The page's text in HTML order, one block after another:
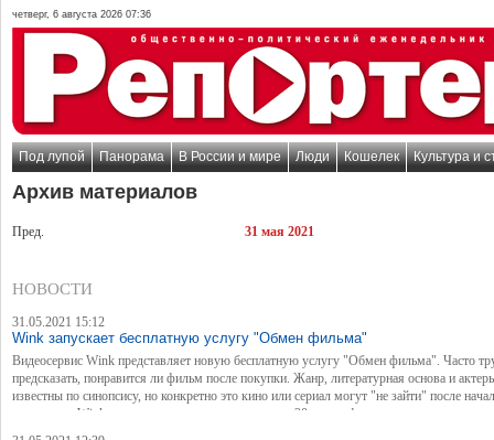
четверг, 6 августа 2026 07:36
Под лупой Панорама В России и мире Люди Кошелек Культура и
Архив материалов
Пред. 31 мая 2021
НОВОСТИ
31.05.2021 15:12
Wink запускает бесплатную услугу "Обмен фильма"
Видеосервис Wink представляет новую бесплатную услугу "Обмен фильма". Часто
предсказать, понравится ли фильм после покупки. Жанр, литературная основа и
известны по синопсису, но конкретно это кино или сериал могут "не зайти" после
просмотра. Wink дает возможность посмотреть до 20 минут фильма и, если он не